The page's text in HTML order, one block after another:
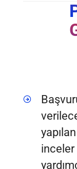
inceler